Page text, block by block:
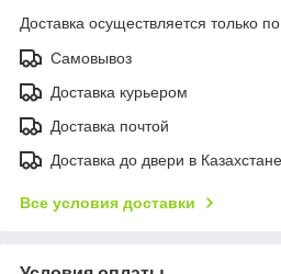
Доставка осуществляется только
Самовывоз
Доставка курьером
Доставка почтой
Доставка до двери в Казахстане
Все условия доставки